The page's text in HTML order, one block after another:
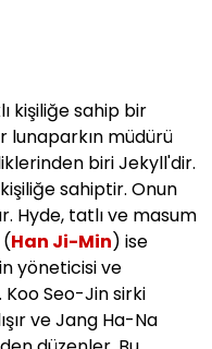
kişiliğe sahip bir
lunaparkın müdürü
biri Jekyll'dir.
sahiptir. Onun
Hyde, tatlı ve masum
Han Ji-Min) ise
yöneticisi ve
Koo Seo-Jin sirki
ve Jang Ha-Na